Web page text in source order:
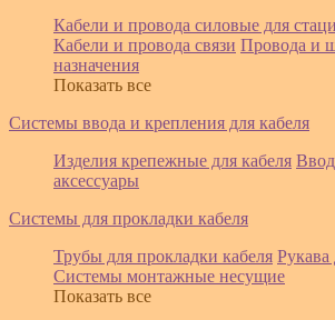
Кабели и провода силовые для
Кабели и провода связи Провода и
назначения
Показать все
Системы ввода и крепления для кабеля
Изделия крепежные для кабеля
аксессуары
Системы для прокладки кабеля
Трубы для прокладки кабеля Рукава
Системы монтажные несущие
Показать все